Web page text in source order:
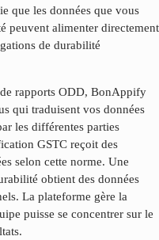
que les données que vous
peuvent alimenter directement
de durabilité
rapports ODD, BonAppify
qui traduisent vos données
les différentes parties
GSTC reçoit des
selon cette norme. Une
obtient des données
La plateforme gère la
puisse se concentrer sur le